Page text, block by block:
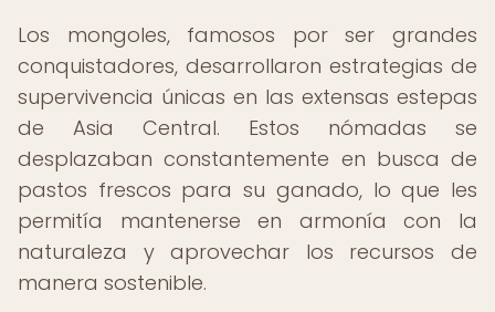
Los mongoles, famosos por ser grandes
conquistadores, desarrollaron estrategias de
supervivencia únicas en las extensas estepas
de Asia Central. Estos nómadas se
desplazaban constantemente en busca de
pastos frescos para su ganado, lo que les
permitía mantenerse en armonía con la
naturaleza y aprovechar los recursos de
manera sostenible.